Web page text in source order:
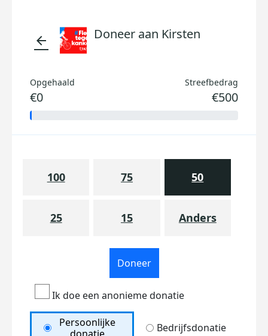
arrow_back Doneer aan Kirsten
Opgehaald
€0
Streefbedrag
€500
100 75 50
25 15 Anders
Doneer
Ik doe een anonieme donatie
Persoonlijke
donatie
Bedrijfsdonatie